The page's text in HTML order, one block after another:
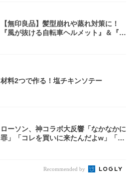
【無印良品】髪型崩れや蒸れ対策に！
『風が抜ける自転車ヘルメット』＆『2
材料2つで作る！塩チキンソテー
ローソン、神コラボ大反響「なかなかに
罪」「コレを買いに来たんだよw」「３
Recommended by